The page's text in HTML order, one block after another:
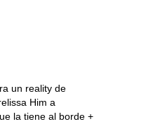
un reality de
Him a
la tiene al borde +